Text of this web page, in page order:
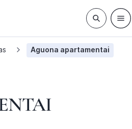
Aguona apartamentai